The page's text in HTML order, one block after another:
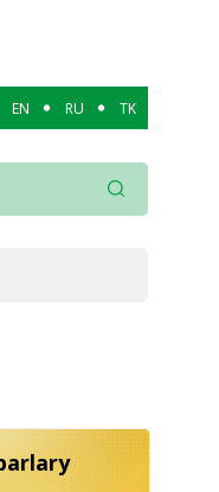
EN RU TK